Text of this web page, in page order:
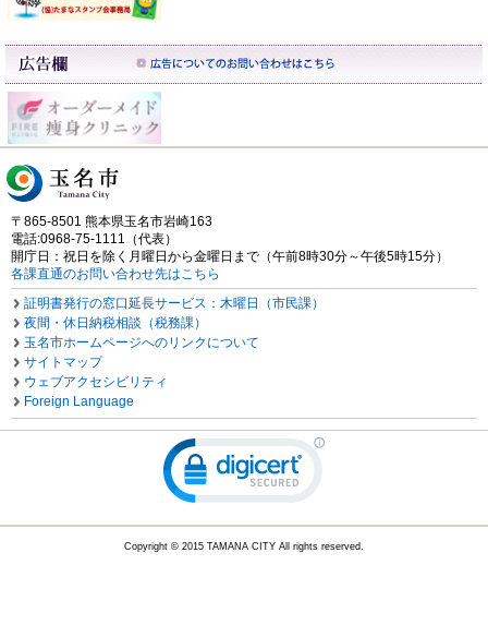
〒865-8501 熊本県玉名市岩崎163
電話:0968-75-1111（代表）
開庁日：祝日を除く月曜日から金曜日まで（午前8時30分～午後5時15分）
各課直通のお問い合わせ先はこちら
証明書発行の窓口延長サービス：木曜日（市民課）
夜間・休日納税相談（税務課）
玉名市ホームページへのリンクについて
サイトマップ
ウェブアクセシビリティ
Foreign Language
Copyright © 2015 TAMANA CITY All rights reserved.